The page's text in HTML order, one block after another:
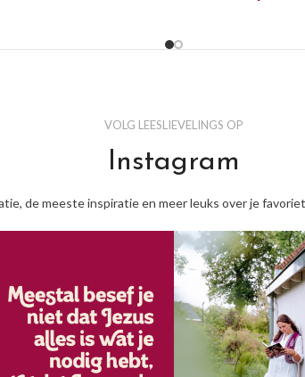
VOLG LEESLIEVELINGS OP
Instagram
de meeste inspiratie en meer leuks over je